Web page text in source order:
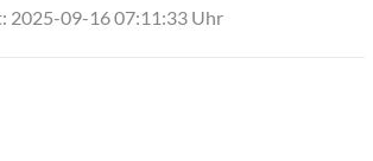
2025-09-16 07:11:33 Uhr